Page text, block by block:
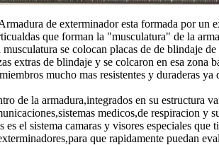
de exterminador esta formada por un
que forman la "musculatura" de la
musculatura se colocan placas de de blindaje
extras de blindaje y se colcaron en esa zona
mucho mas resistentes y duraderas
de la armadura,integrados en su estructura
medicos,de respiracion y
es el sistema camaras y visores especiales
que rapidamente puedan